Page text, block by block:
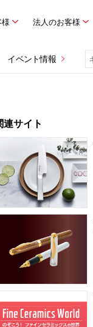
法人のお客様
イベント情報
連サイト